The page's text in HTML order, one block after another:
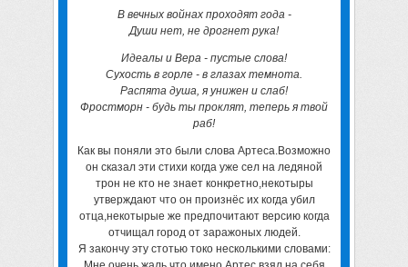
В вечных войнах проходят года -
Души нет, не дрогнет рука!
Идеалы и Вера - пустые слова!
Сухость в горле - в глазах темнота.
Распята душа, я унижен и слаб!
Фростморн - будь ты проклят, теперь я твой
раб!
Как вы поняли это были слова Артеса.Возможно
он сказал эти стихи когда уже сел на ледяной
трон не кто не знает конкретно,некотыры
утверждают что он произнёс их когда убил
отца,некотырые же предпочитают версию когда
отчищал город от заражоных людей.
Я закончу эту стотью токо несколькими словами: